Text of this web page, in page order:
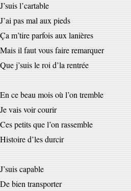
J’suis l’cartable
J’ai pas mal aux pieds
Ça m’tire parfois aux lanières
Mais il faut vous faire remarquer
Que j’suis le roi d’la rentrée
En ce beau mois où l’on tremble
Je vais voir courir
Ces petits que l’on rassemble
Histoire d’les durcir
J’suis capable
De bien transporter